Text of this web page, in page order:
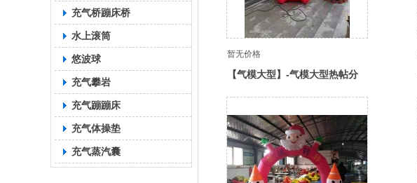
充气桥蹦床桥
水上滚筒
悠波球
充气攀岩
充气蹦蹦床
充气体操垫
充气蒸汽囊
暂无价格
【气模大型】-气模大型热帖分